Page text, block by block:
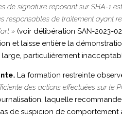
de signature reposant sur SHA-1
responsables de traitement ayant
» (voir délibération SAN-2023-
et laisse entière la
particulièrement
La formation restreinte
des actions effectuées sur le
laquelle recommande
de suspicion de